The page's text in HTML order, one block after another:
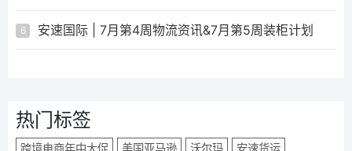
6 安速国际 | 7月第4周物流资讯&7月第5周装柜计划
热门标签
跨境电商年中大促 美国亚马逊 沃尔玛 安速货运